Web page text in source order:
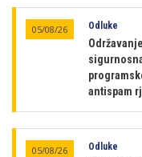
05/08/26 Odluke
antispam
05/08/26 Odluke